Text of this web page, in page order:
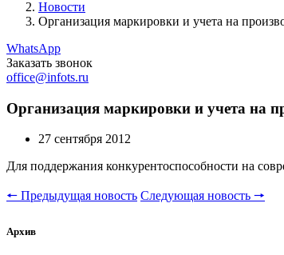
Новости
Организация маркировки и учета на
WhatsApp
Заказать звонок
office@infots.ru
Организация маркировки и учета на
27 сентября 2012
Для поддержания конкурентоспособности на
🠔 Предыдущая новость Следующая новость 🠖
Архив